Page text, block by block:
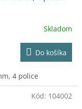
D
A
R
M
O
Skladom
Do košíka
4 police
Kód: 104002